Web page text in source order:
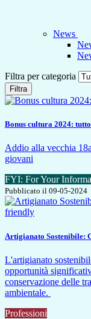
News
Filtra per categoria
Filtra
Bonus cultura 2024:
Addio alla vecchia
giovani
FYI: For Your
Pubblicato il 09-05-2024
Artigianato Sostenibile:
L'artigianato
opportunità
conservazione delle
ambientale.
Professioni